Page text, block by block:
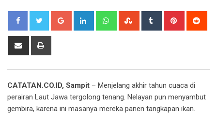
Google+ LinkedIn WhatsappStumbleUpon
Tumblr Pinterest
Share
CATATAN.CO.ID, Sampit – Menjelang akhir tahun cuaca di
perairan Laut Jawa tergolong tenang. Nelayan pun menyambut
gembira, karena ini masanya mereka panen tangkapan ikan.